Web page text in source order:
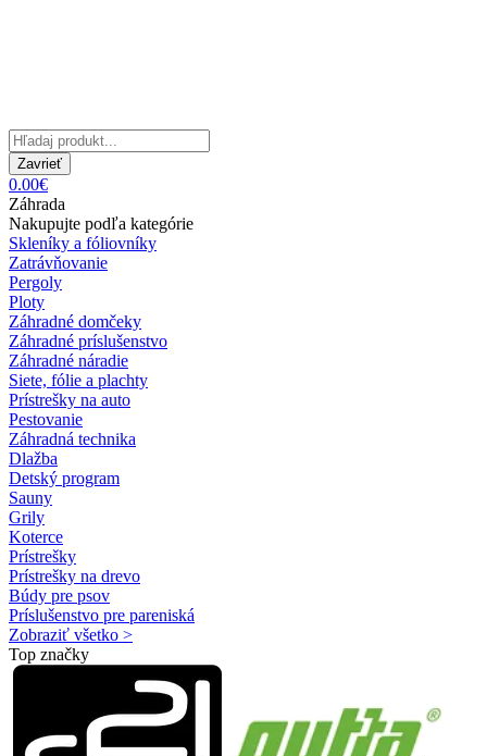
Zavrieť
0.00€
Záhrada
Nakupujte podľa kategórie
Skleníky a fóliovníky
Zatrávňovanie
Pergoly
Ploty
Záhradné domčeky
Záhradné príslušenstvo
Záhradné náradie
Siete, fólie a plachty
Prístrešky na auto
Pestovanie
Záhradná technika
Dlažba
Detský program
Sauny
Grily
Koterce
Prístrešky
Prístrešky na drevo
Búdy pre psov
Príslušenstvo pre pareniská
Zobraziť všetko >
Top značky